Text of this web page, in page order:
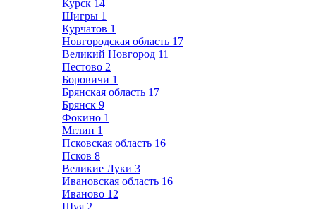
Курск 14
Щигры 1
Курчатов 1
Новгородская область 17
Великий Новгород 11
Пестово 2
Боровичи 1
Брянская область 17
Брянск 9
Фокино 1
Мглин 1
Псковская область 16
Псков 8
Великие Луки 3
Ивановская область 16
Иваново 12
Шуя 2